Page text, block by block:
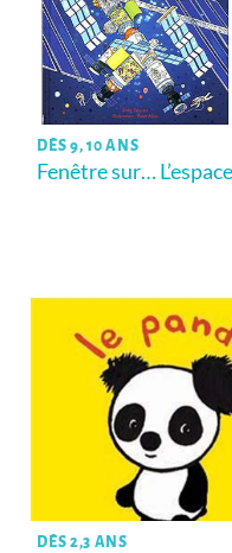
DÈS 9, 10 ANS
Fenêtre sur… L’espace
DÈS 2,3 ANS